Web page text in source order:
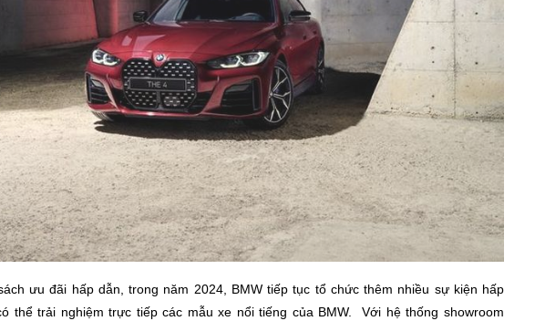
ưu đãi hấp dẫn, trong năm 2024, BMW tiếp tục tổ chức thêm nhiều sự kiện hấp
thể trải nghiệm trực tiếp các mẫu xe nổi tiếng của BMW. Với hệ thống showroom